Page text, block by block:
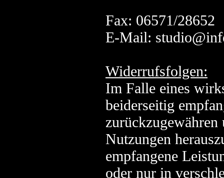
Fax: 06571/28652
E-Mail:
Widerrufsfolgen:
Im Falle eines
beiderseitig
zurückzugewähren
Nutzungen
empfangene
oder nur in